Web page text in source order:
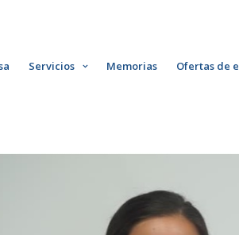
Servicios Memorias Ofertas de